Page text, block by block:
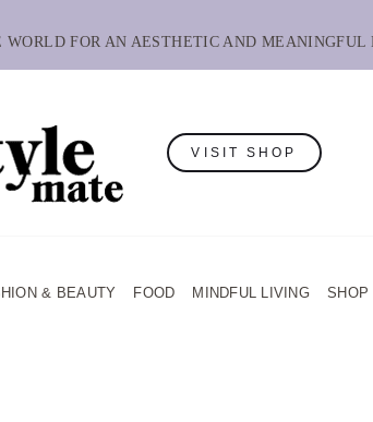
WORLD FOR AN AESTHETIC AND
VISIT SHOP
& BEAUTY FOOD MINDFUL LIVING SHOP